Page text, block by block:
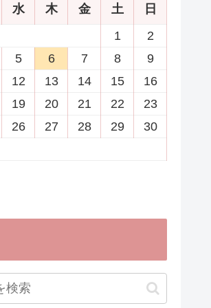
水 木 金 土
日
1
2
5 6 7 8
9
12 13 14 15
16
19 20 21 22
23
26 27 28 29
30